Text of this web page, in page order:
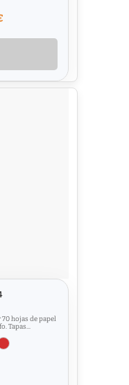
hojas de papel
Tapas...